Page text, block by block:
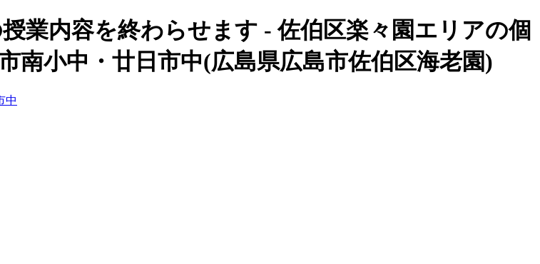
業内容を終わらせます - 佐伯区楽々園エリアの個
南小中・廿日市中(広島県広島市佐伯区海老園)
中